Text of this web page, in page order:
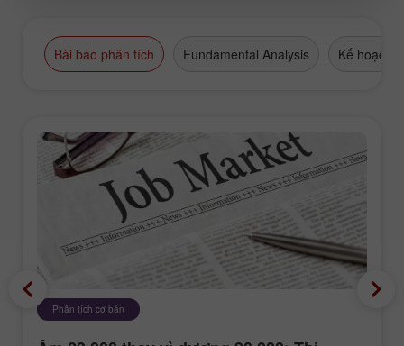
Bài báo phân tích Fundamental Analysis Kế hoạch
Phân tích cơ bản